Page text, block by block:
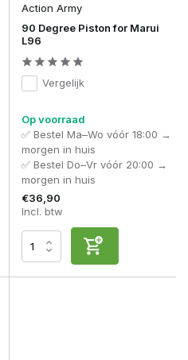
veren?
wel, daarom is
Rifle Pistonupgrade
en consistente
build.
Action Army
90 Degree Piston for Marui
L96
Vergelijk
Op voorraad
✅ Bestel Ma–Wo vóór 18:00 →
morgen in huis
✅ Bestel Do–Vr vóór 20:00 →
morgen in huis
€36,90
Incl. btw